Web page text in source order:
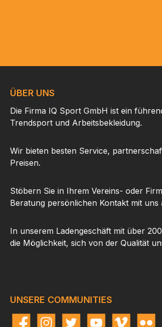
ÜBER UNS
Die Firma IQ Sport GmbH ist ein
Trendsport und Arbeitsbekleidung.
Wir bieten besten Service,
Preisen.
Stöbern Sie in Ihrem Vereins- oder
Beratung persönlichen Kontakt mit uns
In unserem Ladengeschäft mit über
die Möglichkeit, sich von der Qualität
UNSERE COMMUNITIES